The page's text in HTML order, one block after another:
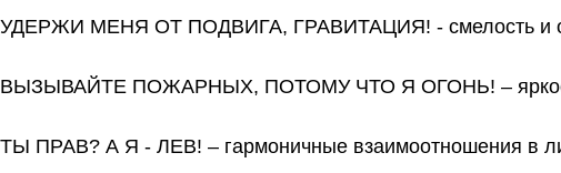
УДЕРЖИ МЕНЯ ОТ ПОДВИГА, ГРАВИТАЦИЯ! - смелость и
ВЫЗЫВАЙТЕ ПОЖАРНЫХ, ПОТОМУ ЧТО Я ОГОНЬ! –
ТЫ ПРАВ? А Я - ЛЕВ! – гармоничные взаимоотношения в